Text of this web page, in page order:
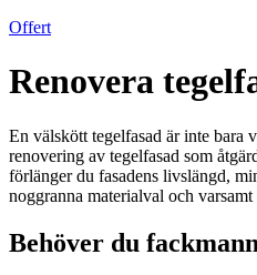
Offert
Renovera
En välskött tegelfasad är inte bara
renovering av tegelfasad som
förlänger du fasadens livslängd,
noggranna materialval och
Behöver du